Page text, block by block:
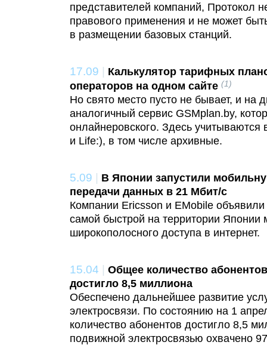
представителей компаний, Протокол
правового применения и не может
в размещении базовых станций.
17.09 | Калькулятор тарифных
операторов на одном сайте (1)
Но свято место пусто не бывает, и на
аналогичный сервис GSMplan.by,
онлайнеровского. Здесь
и Life:), в том числе архивные.
5.09 | В Японии запустили
передачи данных в 21 Мбит/с
Компании Ericsson и EMobile
самой быстрой на территории Японии
широкополосного доступа в интернет.
15.04 | Общее количество
достигло 8,5 миллиона
Обеспечено дальнейшее развитие
электросвязи. По состоянию на 1
количество абонентов достигло 8,5
подвижной электросвязью охвачено